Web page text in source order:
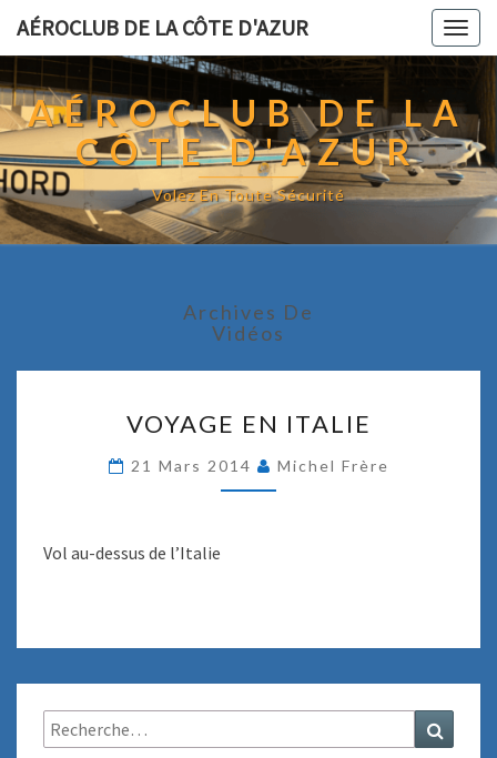
AÉROCLUB DE LA CÔTE D'AZUR
AÉROCLUB DE LA
CÔTE D'AZUR
Volez En Toute Sécurité
Archives De
Vidéos
O
A
G
A
E
VOYAGE EN ITALIE
21 Mars 2014 Michel Frère
Vol au-dessus de l’Italie
Rechercher :